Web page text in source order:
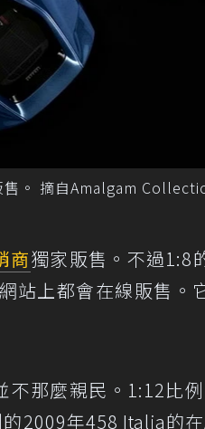
售。 摘自Amalgam
商獨家販售。不過1:8
上都會在線販售。
那麼親民。1:12比
2009年458 Italia的